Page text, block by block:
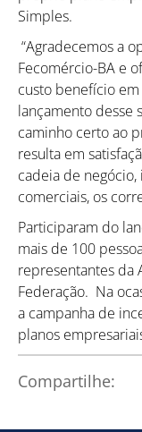
Simples.
“Agradecemos a
Fecomércio-BA e
custo benefício
lançamento desse
caminho certo ao
resulta em
cadeia de
comerciais, os
Participaram do
mais de 100
representantes da
Federação. Na
a campanha de
planos
Compartilhe: